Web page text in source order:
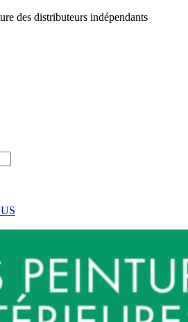
des distributeurs indépendants